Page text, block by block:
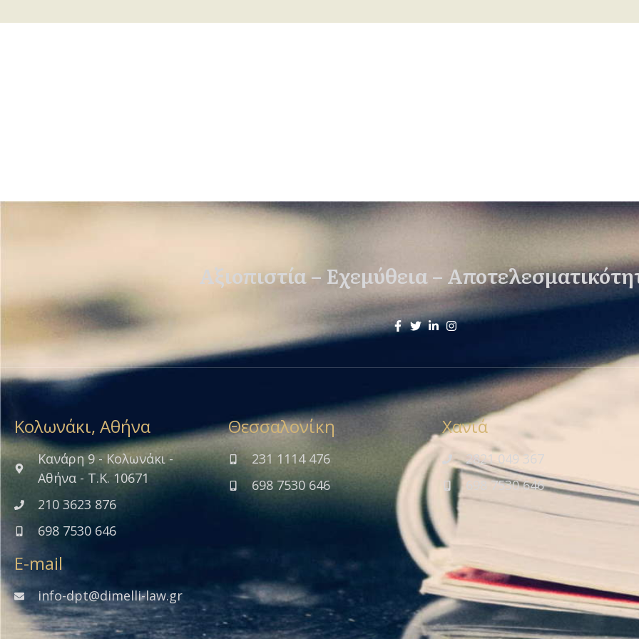
Αξιοπιστία – Εχεμύθεια –
Κολωνάκι, Αθήνα
Κανάρη 9 - Κολωνάκι -
Αθήνα - Τ.Κ. 10671
210 3623 876
698 7530 646
E-mail
info-dpt@dimelli-law.gr
Θεσσαλονίκη
231 1114 476
698 7530 646
Χανιά
2821 049 367
698 7530 646